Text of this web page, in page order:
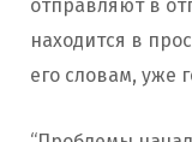
отправляют в
находится в
его словам, уже